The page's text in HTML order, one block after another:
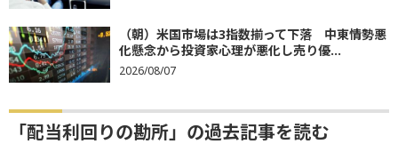
（朝）米国市場は3指数揃って下落 中東情勢悪
化懸念から投資家心理が悪化し売り優...
2026/08/07
「配当利回りの勘所」の過去記事を読む